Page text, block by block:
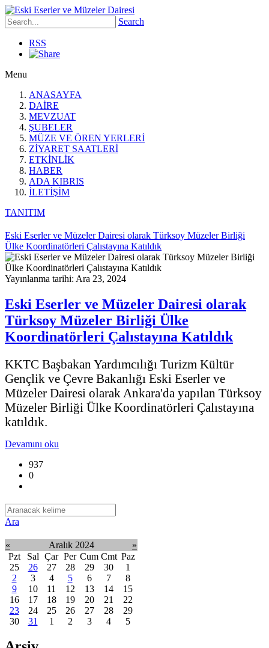
Search
RSS
Menu
ANASAYFA
DAİRE
MEVZUAT
ŞUBELER
MÜZE VE ÖREN YERLERİ
ZİYARET SAATLERİ
ETKİNLİK
HABER
ADA KIBRIS
İLETİŞİM
TANITIM
Eski Eserler ve Müzeler Dairesi olarak Türksoy Müzeler Birliği
Ülke Koordinatörleri Çalıstayına Katıldık
Yayınlanma tarihi: Ara 23, 2024
Eski Eserler ve Müzeler Dairesi olarak
Türksoy Müzeler Birliği Ülke
Koordinatörleri Çalıstayına Katıldık
KKTC Başbakan Yardımcılığı Turizm Kültür
Gençlik ve Çevre Bakanlığı Eski Eserler ve
Müzeler Dairesi olarak Ankara'da yapılan Türksoy
Müzeler Birliği Ülke Koordinatörleri Çalıstayına
katıldık.
Devamını oku
937
0
Ara
« Aralık 2024
»
Pzt
Sal Çar Per Cum Cmt Paz
25
26 27 28 29 30
1
2
3 4 5 6 7
8
9
10 11 12 13 14
15
16
17 18 19 20 21
22
23
24 25 26 27 28
29
30
31 1 2 3 4 5